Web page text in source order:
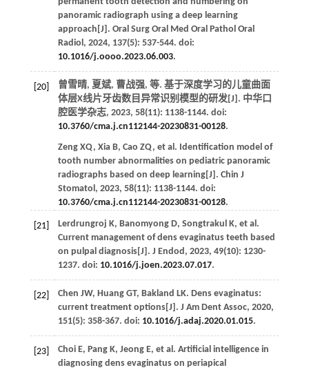
panoramic radiograph using a deep learning
approach[J]. Oral Surg Oral Med Oral Pathol Oral
Radiol, 2024, 137(5): 537-544. doi:
10.1016/j.oooo.2023.06.003.
[20] 曾雪晴, 夏斌, 曹战强, 等. 基于深度学习的儿童曲面
体层X线片牙齿数目异常识别模型的研发[J]. 中华口
腔医学杂志, 2023, 58(11): 1138-1144. doi:
10.3760/cma.j.cn112144-20230831-00128.
Zeng XQ, Xia B, Cao ZQ, et al. Identification model of
tooth number abnormalities on pediatric panoramic
radiographs based on deep learning[J]. Chin J
Stomatol, 2023, 58(11): 1138-1144. doi:
10.3760/cma.j.cn112144-20230831-00128.
[21] Lerdrungroj K, Banomyong D, Songtrakul K, et al.
Current management of dens evaginatus teeth based
on pulpal diagnosis[J]. J Endod, 2023, 49(10): 1230-
1237. doi: 10.1016/j.joen.2023.07.017.
[22] Chen JW, Huang GT, Bakland LK. Dens evaginatus:
current treatment options[J]. J Am Dent Assoc, 2020,
151(5): 358-367. doi: 10.1016/j.adaj.2020.01.015.
[23] Choi E, Pang K, Jeong E, et al. Artificial intelligence in
diagnosing dens evaginatus on periapical